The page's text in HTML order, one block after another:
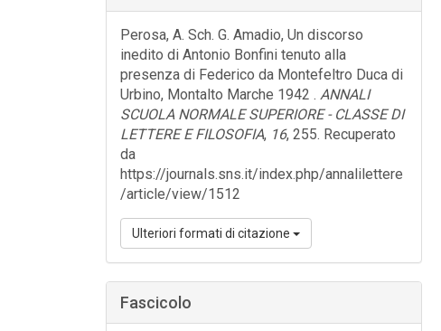
dell'articolo
Perosa, A. Sch. G. Amadio, Un discorso
inedito di Antonio Bonfini tenuto alla
presenza di Federico da Montefeltro Duca di
Urbino, Montalto Marche 1942 . ANNALI
SCUOLA NORMALE SUPERIORE - CLASSE DI
LETTERE E FILOSOFIA, 16, 255. Recuperato
da
https://journals.sns.it/index.php/annalilettere
/article/view/1512
Ulteriori formati di citazione
Fascicolo